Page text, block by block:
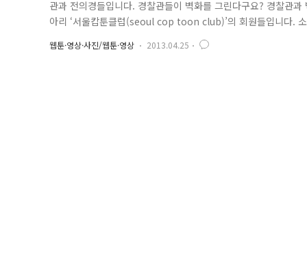
관과 전의경들입니다. 경찰관들이 벽화를 그린다구요? 경찰관
아리 ‘서울캅툰클럽(seoul cop toon club)’의 회원들입니다. 소싯적에 그림 꽤나
째로 벽화그리기 봉사활동을 하였답니다. ☞ 2012년 12월 벽
함께 들여다볼까요? 이번 벽화그리기 봉사활동 장소인 ‘성북 키
웹툰·영상·사진/웹툰·영상 2013.04.25